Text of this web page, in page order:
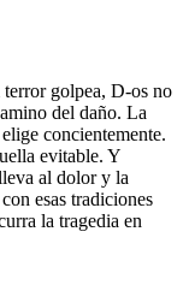
golpea, D-os no
del daño. La
concientemente.
evitable. Y
al dolor y la
esas tradiciones
la tragedia en